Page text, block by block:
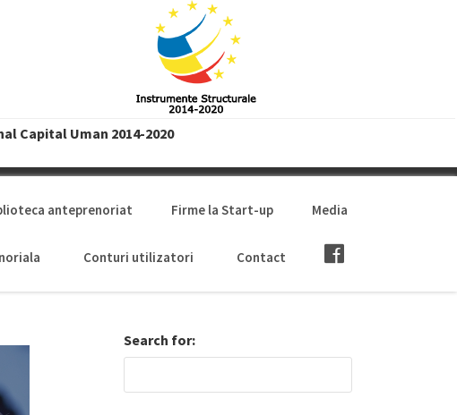
Capital Uman 2014-2020
anteprenoriat Firme la Start-up Media
Conturi utilizatori Contact
Search for: